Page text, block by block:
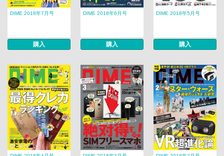
DIME 2018年7月号
購入
DIME 2018年6月号
購入
DIME 2018年5月号
購入